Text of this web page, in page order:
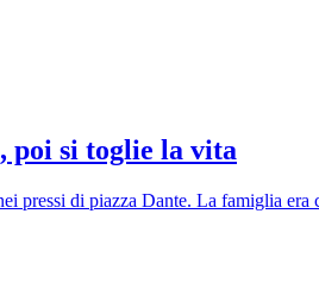
poi si toglie la vita
pressi di piazza Dante. La famiglia